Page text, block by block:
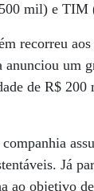
mil) e TIM
recorreu aos
anunciou um
de R$ 200
Já
ao objetivo